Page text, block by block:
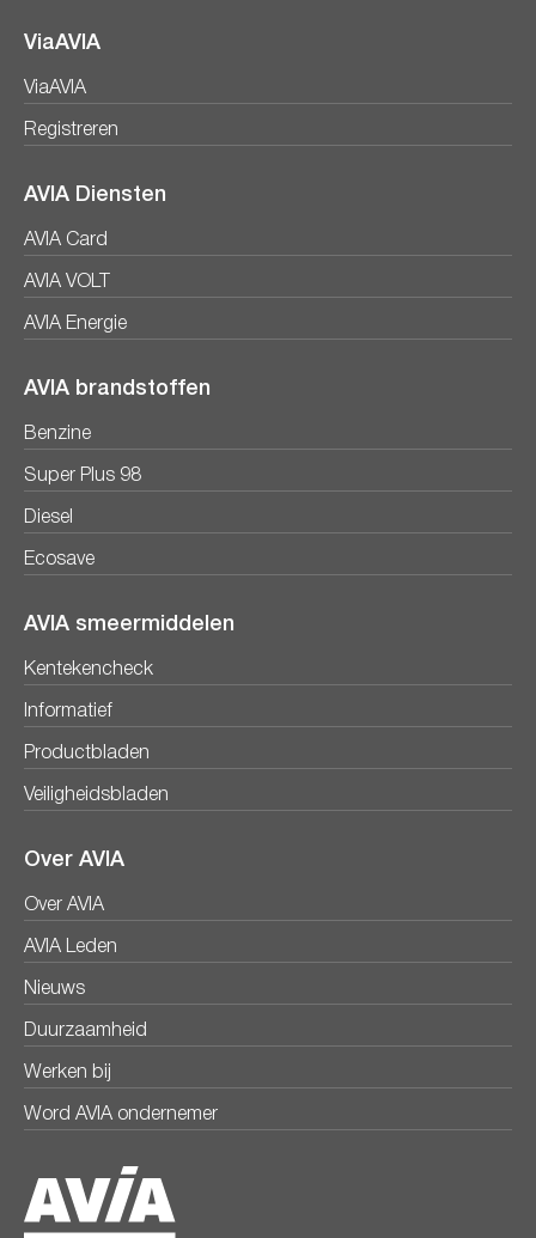
ViaAVIA
ViaAVIA
Registreren
AVIA Diensten
AVIA Card
AVIA VOLT
AVIA Energie
AVIA brandstoffen
Benzine
Super Plus 98
Diesel
Ecosave
AVIA smeermiddelen
Kentekencheck
Informatief
Productbladen
Veiligheidsbladen
Over AVIA
Over AVIA
AVIA Leden
Nieuws
Duurzaamheid
Werken bij
Word AVIA ondernemer